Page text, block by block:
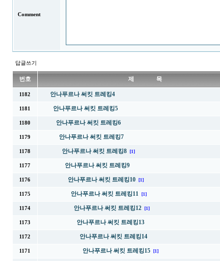
Comment
답글쓰기
번호 제 목
1182 안나푸르나 써킷 트레킹4
1181 안나푸르나 써킷 트레킹5
1180 안나푸르나 써킷 트레킹6
1179 안나푸르나 써킷 트레킹7
1178 안나푸르나 써킷 트레킹8 [1]
1177 안나푸르나 써킷 트레킹9
1176 안나푸르나 써킷 트레킹10 [1]
1175 안나푸르나 써킷 트레킹11 [1]
1174 안나푸르나 써킷 트레킹12 [1]
1173 안나푸르나 써킷 트레킹13
1172 안나푸르나 써킷 트레킹14
1171 안나푸르나 써킷 트레킹15 [1]